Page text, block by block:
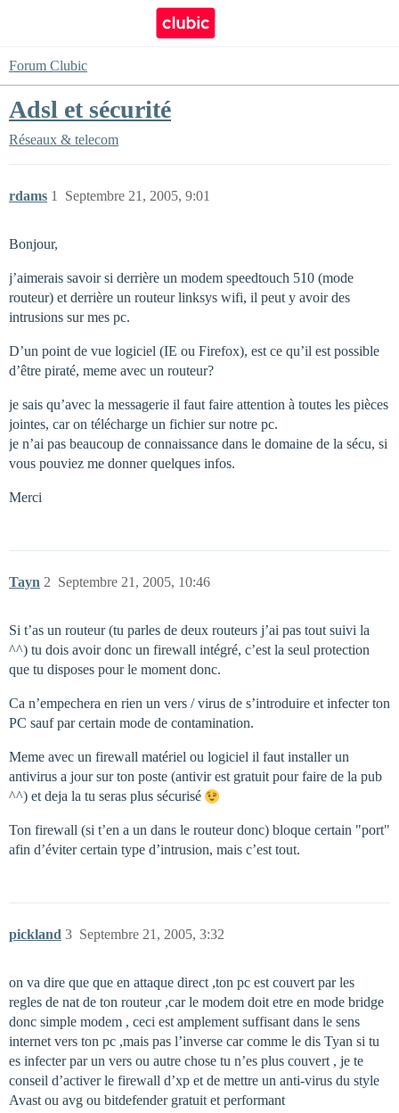
Forum Clubic
Adsl et sécurité
Réseaux & telecom
rdams Septembre 21, 2005, 9:01
1
Bonjour,
j’aimerais savoir si derrière un modem speedtouch 510 (mode
routeur) et derrière un routeur linksys wifi, il peut y avoir des
intrusions sur mes pc.
D’un point de vue logiciel (IE ou Firefox), est ce qu’il est possible
d’être piraté, meme avec un routeur?
je sais qu’avec la messagerie il faut faire attention à toutes les pièces
jointes, car on télécharge un fichier sur notre pc.
je n’ai pas beaucoup de connaissance dans le domaine de la sécu, si
vous pouviez me donner quelques infos.
Merci
Tayn Septembre 21, 2005, 10:46
2
Si t’as un routeur (tu parles de deux routeurs j’ai pas tout suivi la
^^) tu dois avoir donc un firewall intégré, c’est la seul protection
que tu disposes pour le moment donc.
Ca n’empechera en rien un vers / virus de s’introduire et infecter ton
PC sauf par certain mode de contamination.
Meme avec un firewall matériel ou logiciel il faut installer un
antivirus a jour sur ton poste (antivir est gratuit pour faire de la pub
^^) et deja la tu seras plus sécurisé
Ton firewall (si t’en a un dans le routeur donc) bloque certain "port"
afin d’éviter certain type d’intrusion, mais c’est tout.
pickland Septembre 21, 2005, 3:32
3
on va dire que que en attaque direct ,ton pc est couvert par les
regles de nat de ton routeur ,car le modem doit etre en mode bridge
donc simple modem , ceci est amplement suffisant dans le sens
internet vers ton pc ,mais pas l’inverse car comme le dis Tyan si tu
es infecter par un vers ou autre chose tu n’es plus couvert , je te
conseil d’activer le firewall d’xp et de mettre un anti-virus du style
Avast ou avg ou bitdefender gratuit et performant